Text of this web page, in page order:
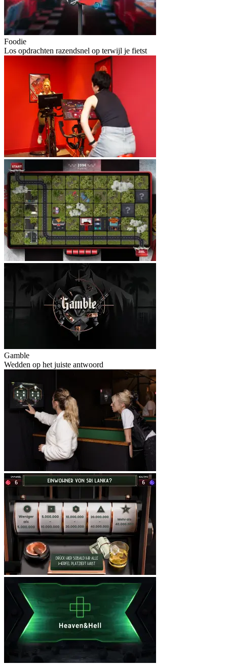
Foodie
Los opdrachten razendsnel op terwijl je fietst
Gamble
Wedden op het juiste antwoord